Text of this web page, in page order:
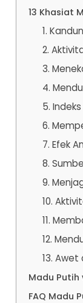
13 Khasiat
1.
2.
3.
4.
5.
6.
7. Efek
8.
9.
10.
11.
12.
13.
Madu Putih
FAQ Madu